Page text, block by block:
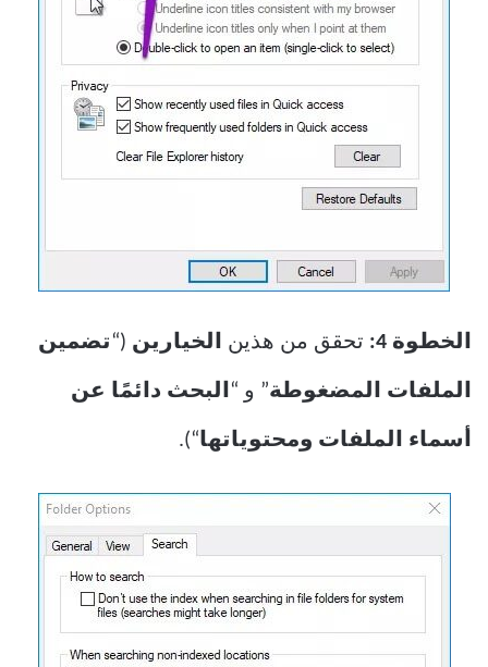
الخطوة 4: تحقق من هذين الخيارين (“ تضمين
الملفات المضغوطة” و “ البحث دائمًا عن
أسماء الملفات ومحتوياتها“).